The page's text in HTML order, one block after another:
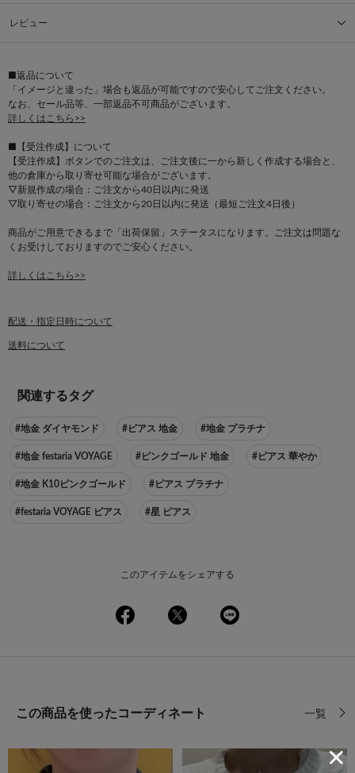
レビュー
■返品について
「イメージと違った」場合も返品が可能ですので安心してご注文ください。
なお、セール品等、一部返品不可商品がございます。
詳しくはこちら>>
■【受注作成】について
【受注作成】ボタンでのご注文は、ご注文後に一から新しく作成する場合と、
他の倉庫から取り寄せ可能な場合がございます。
▽新規作成の場合：ご注文から40日以内に発送
▽取り寄せの場合：ご注文から20日以内に発送（最短ご注文4日後）
商品がご用意できるまで「出荷保留」ステータスになります。ご注文は問題な
くお受けしておりますのでご安心ください。
詳しくはこちら>>
配送・指定日時について
送料について
関連するタグ
#地金 ダイヤモンド #ピアス 地金 #地金 プラチナ
#地金 festaria VOYAGE #ピンクゴールド 地金 #ピアス 華やか
#地金 K10ピンクゴールド #ピアス プラチナ
#festaria VOYAGE ピアス #星 ピアス
このアイテムをシェアする
この商品を使ったコーディネート 一覧